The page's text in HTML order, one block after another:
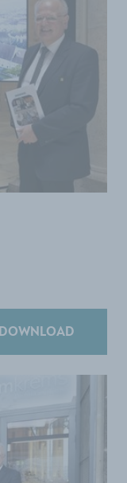
DOWNLOAD